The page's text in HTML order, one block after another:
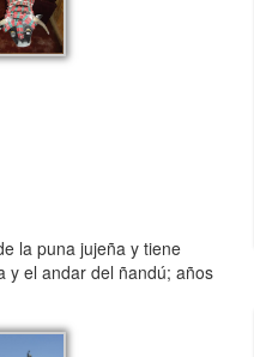
la puna jujeña y tiene
y el andar del ñandú; años